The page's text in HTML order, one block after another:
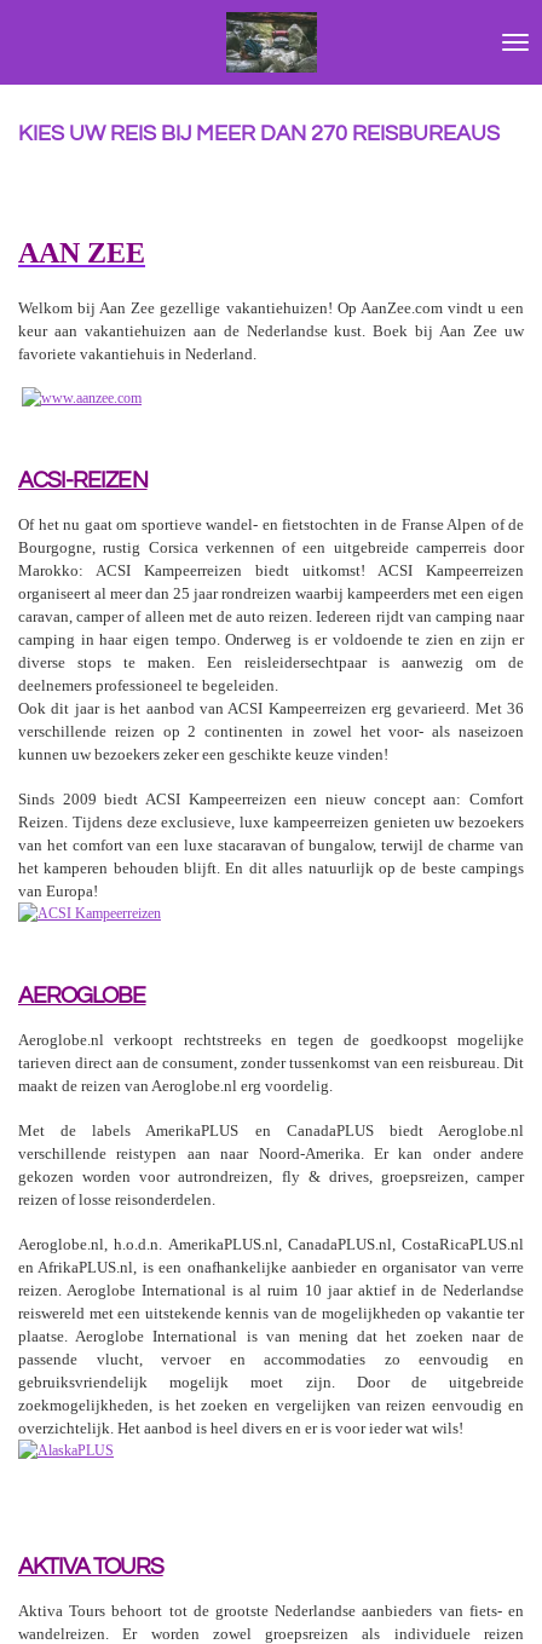
hoofdinhoud
KIES UW REIS BIJ MEER DAN 270 REISBUREAUS
AAN ZEE
Welkom bij Aan Zee gezellige vakantiehuizen! Op AanZee.com vindt u een
keur aan vakantiehuizen aan de Nederlandse kust. Boek bij Aan Zee uw
favoriete vakantiehuis in Nederland.
ACSI-REIZEN
Of het nu gaat om sportieve wandel- en fietstochten in de Franse Alpen of de
Bourgogne, rustig Corsica verkennen of een uitgebreide camperreis door
Marokko: ACSI Kampeerreizen biedt uitkomst! ACSI Kampeerreizen
organiseert al meer dan 25 jaar rondreizen waarbij kampeerders met een eigen
caravan, camper of alleen met de auto reizen. Iedereen rijdt van camping naar
camping in haar eigen tempo. Onderweg is er voldoende te zien en zijn er
diverse stops te maken. Een reisleidersechtpaar is aanwezig om de
deelnemers professioneel te begeleiden.
Ook dit jaar is het aanbod van ACSI Kampeerreizen erg gevarieerd. Met 36
verschillende reizen op 2 continenten in zowel het voor- als naseizoen
kunnen uw bezoekers zeker een geschikte keuze vinden!
Sinds 2009 biedt ACSI Kampeerreizen een nieuw concept aan: Comfort
Reizen. Tijdens deze exclusieve, luxe kampeerreizen genieten uw bezoekers
van het comfort van een luxe stacaravan of bungalow, terwijl de charme van
het kamperen behouden blijft. En dit alles natuurlijk op de beste campings
van Europa!
AEROGLOBE
Aeroglobe.nl verkoopt rechtstreeks en tegen de goedkoopst mogelijke
tarieven direct aan de consument, zonder tussenkomst van een reisbureau. Dit
maakt de reizen van Aeroglobe.nl erg voordelig.
Met de labels AmerikaPLUS en CanadaPLUS biedt Aeroglobe.nl
verschillende reistypen aan naar Noord-Amerika. Er kan onder andere
gekozen worden voor autrondreizen, fly & drives, groepsreizen, camper
reizen of losse reisonderdelen.
Aeroglobe.nl, h.o.d.n. AmerikaPLUS.nl, CanadaPLUS.nl, CostaRicaPLUS.nl
en AfrikaPLUS.nl, is een onafhankelijke aanbieder en organisator van verre
reizen. Aeroglobe International is al ruim 10 jaar aktief in de Nederlandse
reiswereld met een uitstekende kennis van de mogelijkheden op vakantie ter
plaatse. Aeroglobe International is van mening dat het zoeken naar de
passende vlucht, vervoer en accommodaties zo eenvoudig en
gebruiksvriendelijk mogelijk moet zijn. Door de uitgebreide
zoekmogelijkheden, is het zoeken en vergelijken van reizen eenvoudig en
overzichtelijk. Het aanbod is heel divers en er is voor ieder wat wils!
AKTIVA TOURS
Aktiva Tours behoort tot de grootste Nederlandse aanbieders van fiets- en
wandelreizen. Er worden zowel groepsreizen als individuele reizen